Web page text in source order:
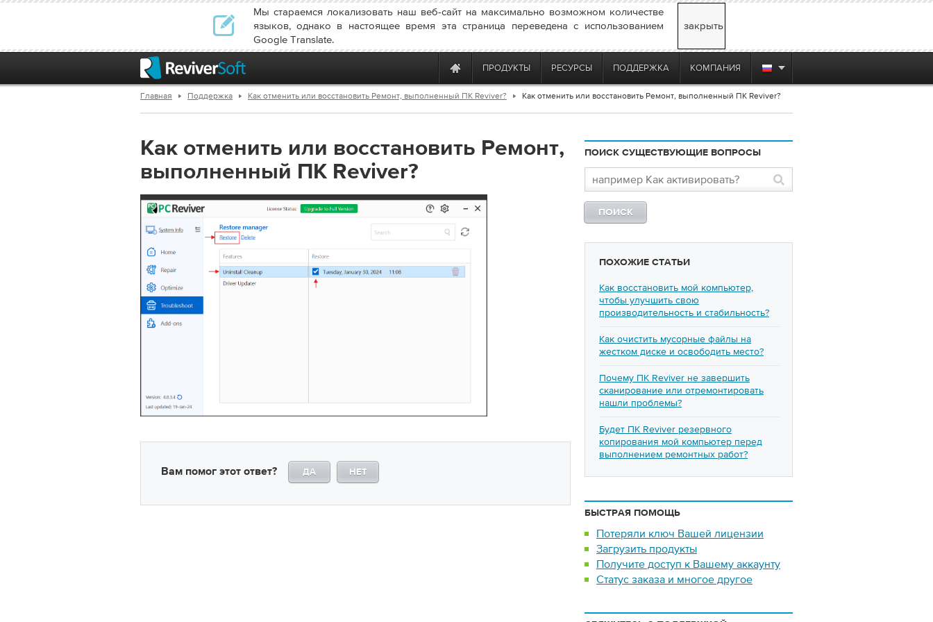
Мы стараемся локализовать наш веб-сайт на максимально возможном количестве
языков, однако в настоящее время эта страница переведена с использованием
Google Translate.
закрыть
ПРОДУКТЫ РЕСУРСЫ ПОДДЕРЖКА КОМПАНИЯ
Главная Поддержка Как отменить или восстановить Ремонт, выполненный ПК Reviver? Как отменить или восстановить Ремонт, выполненный ПК Reviver?
Как отменить или восстановить Ремонт,
выполненный ПК Reviver?
Вам помог этот ответ? ДА НЕТ
ПОИСК СУЩЕСТВУЮЩИЕ ВОПРОСЫ
ПОХОЖИЕ СТАТЬИ
Как восстановить мой компьютер,
чтобы улучшить свою
производительность и стабильность?
Как очистить мусорные файлы на
жестком диске и освободить место?
Почему ПК Reviver не завершить
сканирование или отремонтировать
нашли проблемы?
Будет ПК Reviver резервного
копирования мой компьютер перед
выполнением ремонтных работ?
БЫСТРАЯ ПОМОЩЬ
Потеряли ключ Вашей лицензии
Загрузить продукты
Получите доступ к Вашему аккаунту
Статус заказа и многое другое